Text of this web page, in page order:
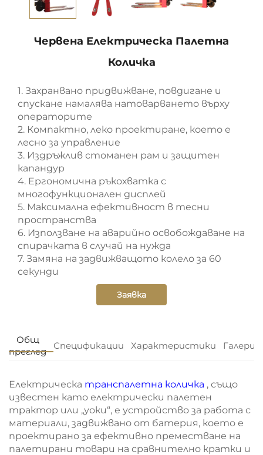
Червена Електрическа Палетна
Количка
1. Захранвано придвижване, повдигане и
спускане намалява натоварването върху
операторите
2. Компактно, леко проектиране, което е
лесно за управление
3. Издръжлив стоманен рам и защитен
капандур
4. Ергономична ръкохватка с
многофункционален дисплей
5. Максимална ефективност в тесни
пространства
6. Използване на аварийно освобождаване на
спирачката в случай на нужда
7. Замяна на задвижващото колело за 60
секунди
Заявка
Общ
преглед
Спецификации Характеристики Галерия
Електрическа транспалетна количка , също
известен като електрически палетен
трактор или „уоки“, е устройство за работа с
материали, задвижвано от батерия, което е
проектирано за ефективно преместване на
палетирани товари на сравнително кратки и